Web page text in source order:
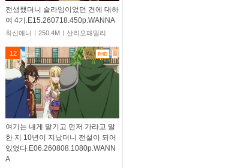
전생했더니 슬라임이었던 건에 대하
여 4기.E15.260718.450p.WANNA
최신애니ㅣ250.4Mㅣ산리오패밀리
12
여기는 내게 맡기고 먼저 가라고 말
한 지 10년이 지났더니 전설이 되어
있었다.E06.260808.1080p.WANN
A